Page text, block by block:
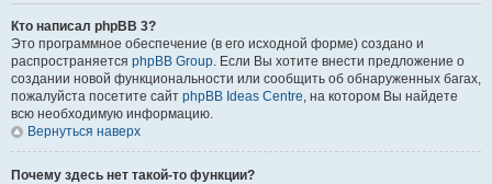
Кто написал phpBB 3?
Это программное обеспечение (в его исходной форме) создано и
распространяется phpBB Group. Если Вы хотите внести предложение о
создании новой функциональности или сообщить об обнаруженных багах,
пожалуйста посетите сайт phpBB Ideas Centre, на котором Вы найдете
всю необходимую информацию.
Вернуться наверх
Почему здесь нет такой-то функции?